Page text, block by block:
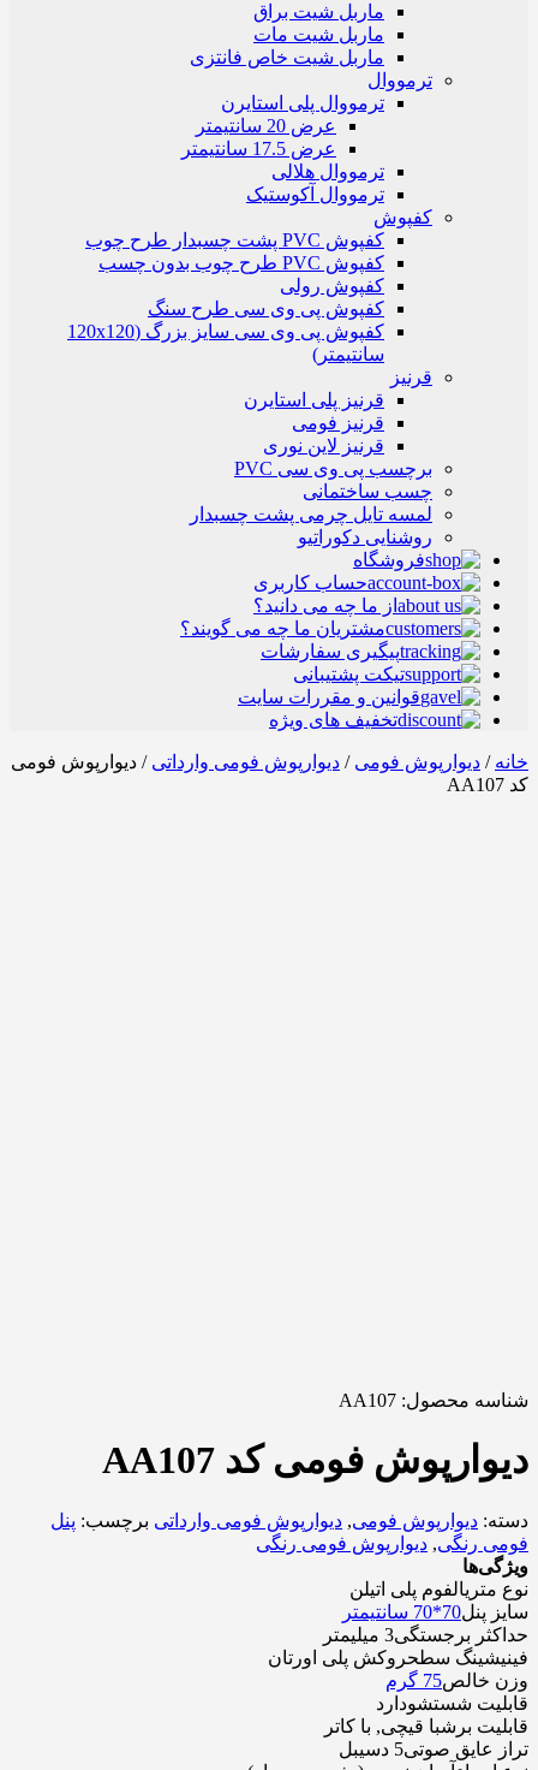
ماربل شیت براق
ماربل شیت مات
ماربل شیت خاص فانتزی
ترمووال
ترمووال پلی استایرن
عرض 20 سانتیمتر
عرض 17.5 سانتیمتر
ترمووال هلالی
ترمووال آکوستیک
کفپوش
کفپوش PVC پشت چسبدار طرح چوب
کفپوش PVC طرح چوب بدون چسب
کفپوش رولی
کفپوش پی وی سی طرح سنگ
کفپوش پی وی سی سایز بزرگ (120x120
سانتیمتر)
قرنیز
قرنیز پلی استایرن
قرنیز فومی
قرنیز لاین نوری
برچسب پی وی سی PVC
چسب ساختمانی
لمسه تایل چرمی پشت چسبدار
روشنایی دکوراتیو
فروشگاه
حساب کاربری
از ما چه می دانید؟
مشتریان ما چه می گویند؟
پیگیری سفارشات
تیکت پشتیبانی
قوانین و مقررات سایت
تخفیف های ویژه
خانه / دیوارپوش فومی / دیوارپوش فومی وارداتی / دیوارپوش فومی
کد AA107
شناسه محصول: AA107
دیوارپوش فومی کد AA107
دسته: دیوارپوش فومی, دیوارپوش فومی وارداتی برچسب: پنل
فومی رنگی, دیوارپوش فومی رنگی
ویژگی‌ها
نوع متریالفوم پلی اتیلن
سایز پنل70*70 سانتیمتر
حداکثر برجستگی3 میلیمتر
فینیشینگ سطحروکش پلی اورتان
وزن خالص75 گرم
قابلیت شستشودارد
قابلیت برشبا قیچی, با کاتر
تراز عایق صوتی5 دسیبل